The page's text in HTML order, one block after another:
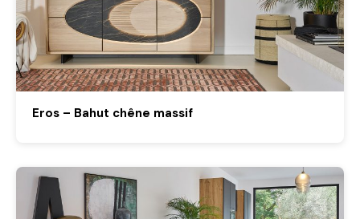
Eros – Bahut chêne massif